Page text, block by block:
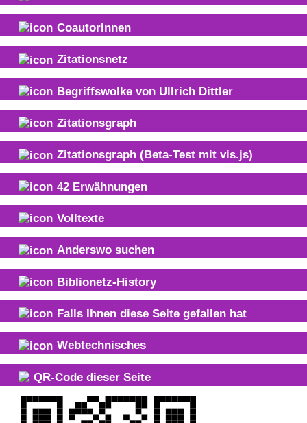
CoautorInnen
Zitationsnetz
Begriffswolke von Ullrich Dittler
Zitationsgraph
Zitationsgraph (Beta-Test mit vis.js)
42 Erwähnungen
Volltexte
Anderswo suchen
Biblionetz-History
Falls Ihnen diese Seite gefallen hat
Webtechnisches
QR-Code dieser Seite